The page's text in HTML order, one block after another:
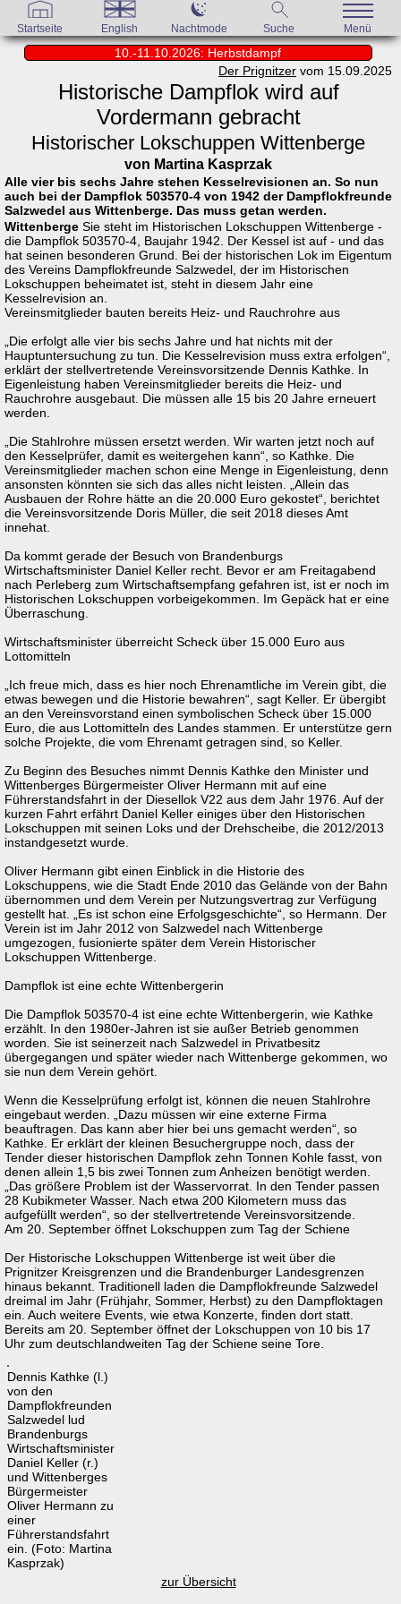
Startseite English Nachtmode Suche Menü
10.-11.10.2026: Herbstdampf
Der Prignitzer vom 15.09.2025
Historische Dampflok wird auf
Vordermann gebracht
Historischer Lokschuppen Wittenberge
von Martina Kasprzak
Alle vier bis sechs Jahre stehen Kesselrevisionen an. So nun
auch bei der Dampflok 503570-4 von 1942 der Dampflokfreunde
Salzwedel aus Wittenberge. Das muss getan werden.
Wittenberge Sie steht im Historischen Lokschuppen Wittenberge -
die Dampflok 503570-4, Baujahr 1942. Der Kessel ist auf - und das
hat seinen besonderen Grund. Bei der historischen Lok im Eigentum
des Vereins Dampflokfreunde Salzwedel, der im Historischen
Lokschuppen beheimatet ist, steht in diesem Jahr eine
Kesselrevision an.
Vereinsmitglieder bauten bereits Heiz- und Rauchrohre aus
„Die erfolgt alle vier bis sechs Jahre und hat nichts mit der
Hauptuntersuchung zu tun. Die Kesselrevision muss extra erfolgen“,
erklärt der stellvertretende Vereinsvorsitzende Dennis Kathke. In
Eigenleistung haben Vereinsmitglieder bereits die Heiz- und
Rauchrohre ausgebaut. Die müssen alle 15 bis 20 Jahre erneuert
werden.
„Die Stahlrohre müssen ersetzt werden. Wir warten jetzt noch auf
den Kesselprüfer, damit es weitergehen kann“, so Kathke. Die
Vereinsmitglieder machen schon eine Menge in Eigenleistung, denn
ansonsten könnten sie sich das alles nicht leisten. „Allein das
Ausbauen der Rohre hätte an die 20.000 Euro gekostet“, berichtet
die Vereinsvorsitzende Doris Müller, die seit 2018 dieses Amt
innehat.
Da kommt gerade der Besuch von Brandenburgs
Wirtschaftsminister Daniel Keller recht. Bevor er am Freitagabend
nach Perleberg zum Wirtschaftsempfang gefahren ist, ist er noch im
Historischen Lokschuppen vorbeigekommen. Im Gepäck hat er eine
Überraschung.
Wirtschaftsminister überreicht Scheck über 15.000 Euro aus
Lottomitteln
„Ich freue mich, dass es hier noch Ehrenamtliche im Verein gibt, die
etwas bewegen und die Historie bewahren“, sagt Keller. Er übergibt
an den Vereinsvorstand einen symbolischen Scheck über 15.000
Euro, die aus Lottomitteln des Landes stammen. Er unterstütze gern
solche Projekte, die vom Ehrenamt getragen sind, so Keller.
Zu Beginn des Besuches nimmt Dennis Kathke den Minister und
Wittenberges Bürgermeister Oliver Hermann mit auf eine
Führerstandsfahrt in der Diesellok V22 aus dem Jahr 1976. Auf der
kurzen Fahrt erfährt Daniel Keller einiges über den Historischen
Lokschuppen mit seinen Loks und der Drehscheibe, die 2012/2013
instandgesetzt wurde.
Oliver Hermann gibt einen Einblick in die Historie des
Lokschuppens, wie die Stadt Ende 2010 das Gelände von der Bahn
übernommen und dem Verein per Nutzungsvertrag zur Verfügung
gestellt hat. „Es ist schon eine Erfolgsgeschichte“, so Hermann. Der
Verein ist im Jahr 2012 von Salzwedel nach Wittenberge
umgezogen, fusionierte später dem Verein Historischer
Lokschuppen Wittenberge.
Dampflok ist eine echte Wittenbergerin
Die Dampflok 503570-4 ist eine echte Wittenbergerin, wie Kathke
erzählt. In den 1980er-Jahren ist sie außer Betrieb genommen
worden. Sie ist seinerzeit nach Salzwedel in Privatbesitz
übergegangen und später wieder nach Wittenberge gekommen, wo
sie nun dem Verein gehört.
Wenn die Kesselprüfung erfolgt ist, können die neuen Stahlrohre
eingebaut werden. „Dazu müssen wir eine externe Firma
beauftragen. Das kann aber hier bei uns gemacht werden“, so
Kathke. Er erklärt der kleinen Besuchergruppe noch, dass der
Tender dieser historischen Dampflok zehn Tonnen Kohle fasst, von
denen allein 1,5 bis zwei Tonnen zum Anheizen benötigt werden.
„Das größere Problem ist der Wasservorrat. In den Tender passen
28 Kubikmeter Wasser. Nach etwa 200 Kilometern muss das
aufgefüllt werden“, so der stellvertretende Vereinsvorsitzende.
Am 20. September öffnet Lokschuppen zum Tag der Schiene
Der Historische Lokschuppen Wittenberge ist weit über die
Prignitzer Kreisgrenzen und die Brandenburger Landesgrenzen
hinaus bekannt. Traditionell laden die Dampflokfreunde Salzwedel
dreimal im Jahr (Frühjahr, Sommer, Herbst) zu den Dampfloktagen
ein. Auch weitere Events, wie etwa Konzerte, finden dort statt.
Bereits am 20. September öffnet der Lokschuppen von 10 bis 17
Uhr zum deutschlandweiten Tag der Schiene seine Tore.
Dennis Kathke (l.)
von den
Dampflokfreunden
Salzwedel lud
Brandenburgs
Wirtschaftsminister
Daniel Keller (r.)
und Wittenberges
Bürgermeister
Oliver Hermann zu
einer
Führerstandsfahrt
ein. (Foto: Martina
Kasprzak)
zur Übersicht